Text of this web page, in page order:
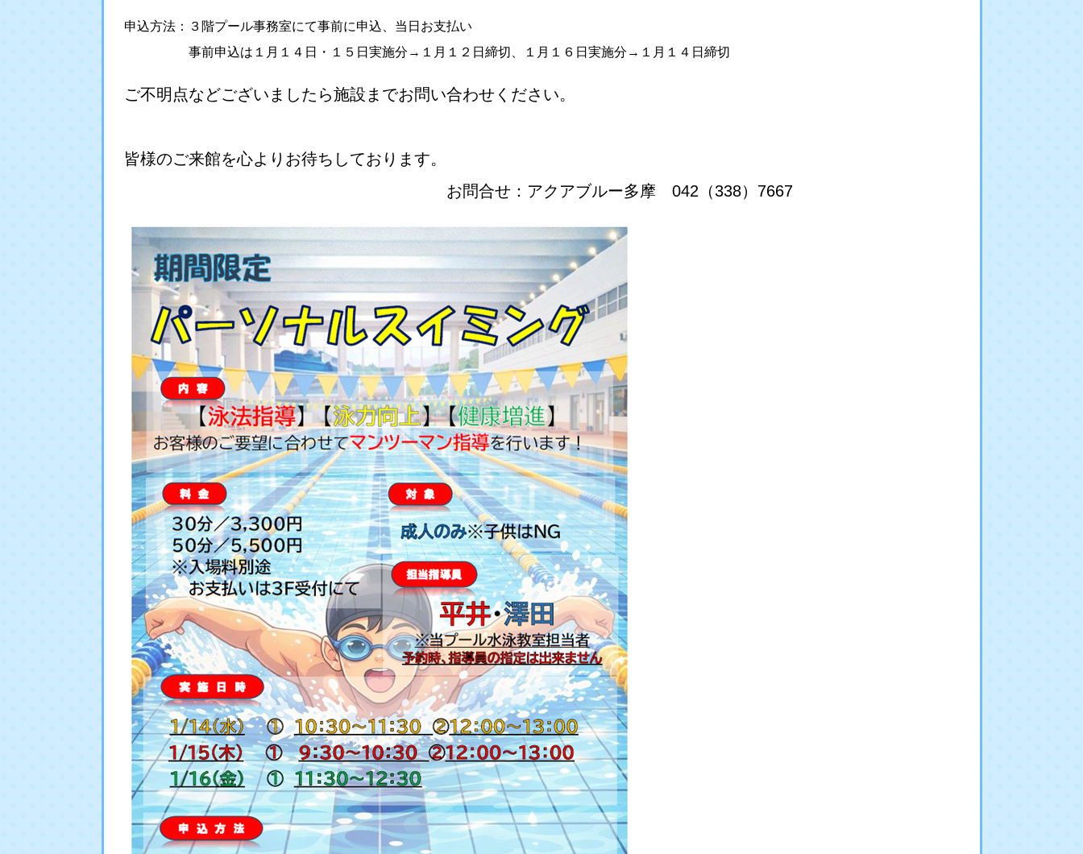
申込方法：３階プール事務室にて事前に申込、当日お支払い
事前申込は１月１４日・１５日実施分→１月１２日締切、１月１６日実施分→１月１４日締切
ご不明点などございましたら施設までお問い合わせください。
皆様のご来館を心よりお待ちしております。
お問合せ：アクアブルー多摩 042（338）7667